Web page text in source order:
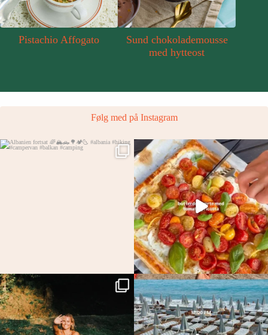
Pistachio Affogato
Sund chokolademousse
med hytteost
Følg med på Instagram